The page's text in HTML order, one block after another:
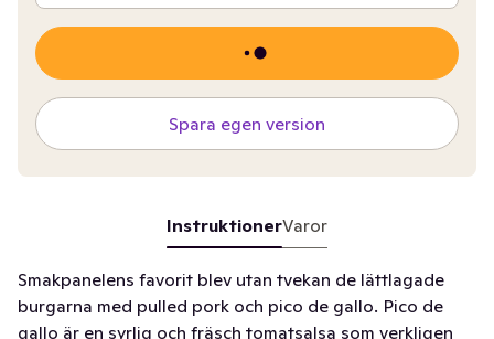
Spara egen version
InstruktionerVaror
Smakpanelens favorit blev utan tvekan de lättlagade
burgarna med pulled pork och pico de gallo. Pico de
gallo är en syrlig och fräsch tomatsalsa som verkligen